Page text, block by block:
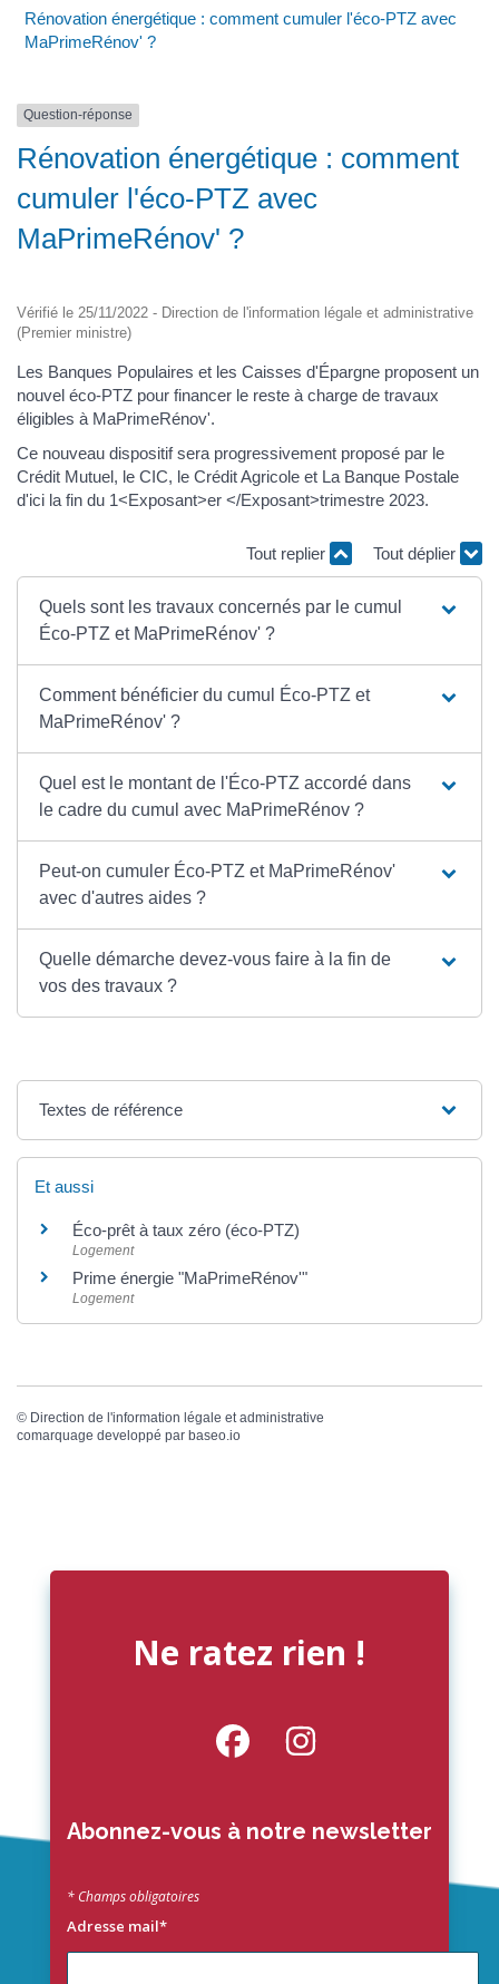
Rénovation énergétique : comment cumuler l'éco-PTZ avec
MaPrimeRénov' ?
Question-réponse
Rénovation énergétique : comment
cumuler l'éco-PTZ avec
MaPrimeRénov' ?
Vérifié le 25/11/2022 - Direction de l'information légale et administrative
(Premier ministre)
Les Banques Populaires et les Caisses d'Épargne proposent un
nouvel éco-PTZ pour financer le reste à charge de travaux
éligibles à MaPrimeRénov'.
Ce nouveau dispositif sera progressivement proposé par le
Crédit Mutuel, le CIC, le Crédit Agricole et La Banque Postale
d'ici la fin du 1<Exposant>er </Exposant>trimestre 2023.
Tout replier Tout déplier
Quels sont les travaux concernés par le cumul
Éco-PTZ et MaPrimeRénov' ?
Comment bénéficier du cumul Éco-PTZ et
MaPrimeRénov' ?
Quel est le montant de l'Éco-PTZ accordé dans
le cadre du cumul avec MaPrimeRénov ?
Peut-on cumuler Éco-PTZ et MaPrimeRénov'
avec d'autres aides ?
Quelle démarche devez-vous faire à la fin de
vos des travaux ?
Textes de référence
Et aussi
Éco-prêt à taux zéro (éco-PTZ)
Logement
Prime énergie "MaPrimeRénov'"
Logement
© Direction de l'information légale et administrative
comarquage developpé par baseo.io
Ne ratez rien !
Abonnez-vous à notre newsletter
* Champs obligatoires
Adresse mail*